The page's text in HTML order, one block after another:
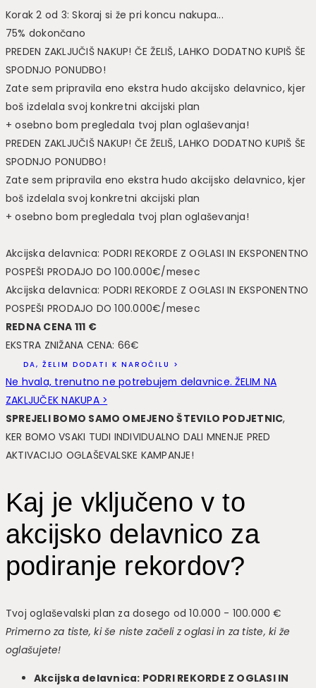
Korak 2 od 3: Skoraj si že pri koncu nakupa...
75% dokončano
PREDEN ZAKLJUČIŠNAKUP! ČEŽELIŠ, LAHKO DODATNO KUPIŠ ŠE
SPODNJO PONUDBO!
Zate sem pripravila eno ekstra hudo akcijsko delavnico, kjer
boš izdelala svoj konkretni akcijski plan
+ osebno bom pregledala tvoj plan oglaševanja!
PREDEN ZAKLJUČIŠNAKUP! ČEŽELIŠ, LAHKO DODATNO KUPIŠ ŠE
SPODNJO PONUDBO!
Zate sem pripravila eno ekstra hudo akcijsko delavnico, kjer
boš izdelala svoj konkretni akcijski plan
+ osebno bom pregledala tvoj plan oglaševanja!
Akcijska delavnica: PODRI REKORDE Z OGLASI IN EKSPONENTNO
POSPEŠI PRODAJO DO 100.000€/mesec
Akcijska delavnica: PODRI REKORDE Z OGLASI IN EKSPONENTNO
POSPEŠI PRODAJO DO 100.000€/mesec
REDNA CENA 111 €
EKSTRA ZNIŽANA CENA: 66€
DA, ŽELIM DODATI K NAROČILU >
Ne hvala, trenutno ne potrebujem delavnice. ŽELIM NA
ZAKLJUČEK NAKUPA >
SPREJELI BOMO SAMO OMEJENO ŠTEVILO PODJETNIC,
KER BOMO VSAKI TUDI INDIVIDUALNO DALI MNENJE PRED
AKTIVACIJO OGLAŠEVALSKE KAMPANJE!
Kaj je vključeno v to
akcijsko delavnico za
podiranje rekordov?
Tvoj oglaševalski plan za dosego od 10.000 - 100.000 €
Primerno za tiste, ki še niste začeli z oglasi in za tiste, ki že
oglašujete!
Akcijska delavnica: PODRI REKORDE Z OGLASI IN